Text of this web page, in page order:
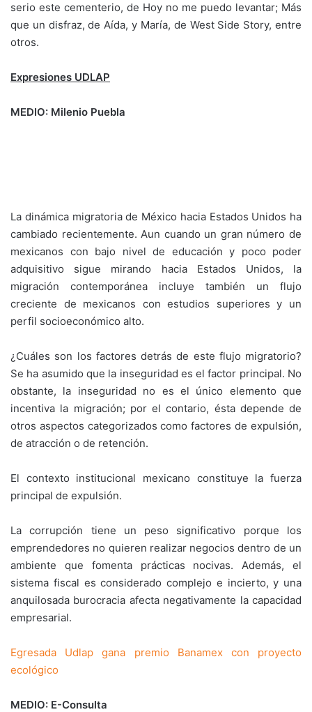
serio este cementerio, de Hoy no me puedo levantar; Más
que un disfraz, de Aída, y María, de West Side Story, entre
otros.
Expresiones UDLAP
MEDIO: Milenio Puebla
La dinámica migratoria de México hacia Estados Unidos ha
cambiado recientemente. Aun cuando un gran número de
mexicanos con bajo nivel de educación y poco poder
adquisitivo sigue mirando hacia Estados Unidos, la
migración contemporánea incluye también un flujo
creciente de mexicanos con estudios superiores y un
perfil socioeconómico alto.
¿Cuáles son los factores detrás de este flujo migratorio?
Se ha asumido que la inseguridad es el factor principal. No
obstante, la inseguridad no es el único elemento que
incentiva la migración; por el contario, ésta depende de
otros aspectos categorizados como factores de expulsión,
de atracción o de retención.
El contexto institucional mexicano constituye la fuerza
principal de expulsión.
La corrupción tiene un peso significativo porque los
emprendedores no quieren realizar negocios dentro de un
ambiente que fomenta prácticas nocivas. Además, el
sistema fiscal es considerado complejo e incierto, y una
anquilosada burocracia afecta negativamente la capacidad
empresarial.
Egresada Udlap gana premio Banamex con proyecto
ecológico
MEDIO: E-Consulta